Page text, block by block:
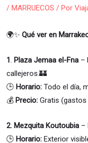
/MARRUECOS / Por
🌍✨Qué ver en
1. Plaza Jemaa el-Fna –
callejeros.🏰
🕒 Horario: Todo el día,
💰 Precio: Gratis
2. Mezquita Koutoubia –
🕒 Horario: Exterior